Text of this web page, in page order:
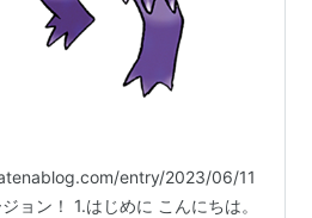
entry/2023/06/11
ョン！ 1.はじめに こんにちは。